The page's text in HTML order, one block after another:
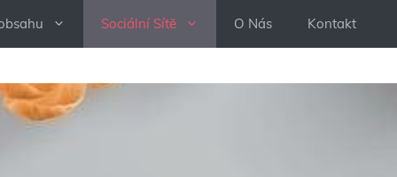
Sociální Sítě O Nás Kontakt